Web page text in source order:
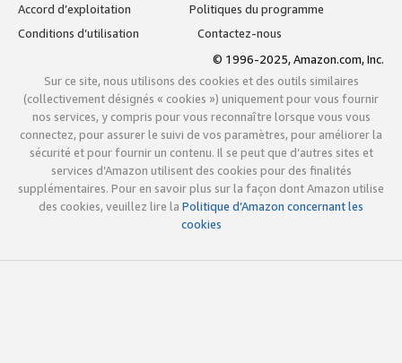
Accord d’exploitation
Politiques du programme
Conditions d’utilisation
Contactez-nous
© 1996-2025, Amazon.com, Inc.
Sur ce site, nous utilisons des cookies et des outils similaires
(collectivement désignés « cookies ») uniquement pour vous fournir
nos services, y compris pour vous reconnaître lorsque vous vous
connectez, pour assurer le suivi de vos paramètres, pour améliorer la
sécurité et pour fournir un contenu. Il se peut que d’autres sites et
services d’Amazon utilisent des cookies pour des finalités
supplémentaires. Pour en savoir plus sur la façon dont Amazon utilise
des cookies, veuillez lire la Politique d’Amazon concernant les
cookies